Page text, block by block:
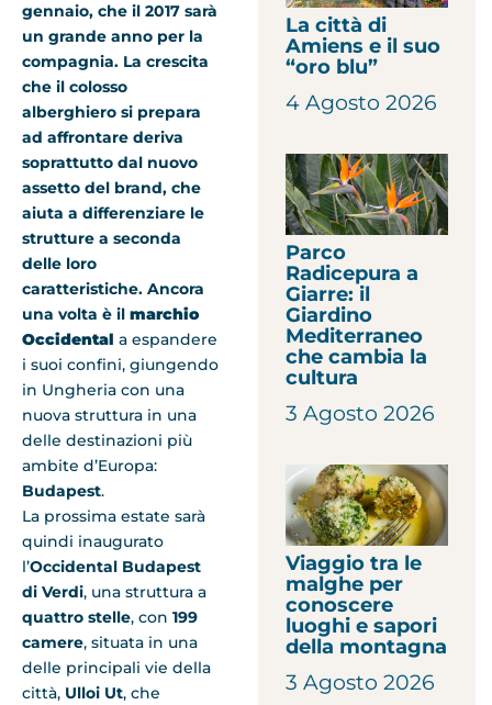
gennaio, che il 2017 sarà
un grande anno per la
compagnia. La crescita
che il colosso
alberghiero si prepara
ad affrontare deriva
soprattutto dal nuovo
assetto del brand, che
aiuta a differenziare le
strutture a seconda
delle loro
caratteristiche. Ancora
una volta è il marchio
Occidental a espandere
i suoi confini, giungendo
in Ungheria con una
nuova struttura in una
delle destinazioni più
ambite d’Europa:
Budapest.
La prossima estate sarà
quindi inaugurato
l’Occidental Budapest
di Verdi, una struttura a
quattro stelle, con 199
camere, situata in una
delle principali vie della
città, Ulloi Ut, che
La città di
Amiens e il suo
“oro blu”
4 Agosto 2026
Parco
Radicepura a
Giarre: il
Giardino
Mediterraneo
che cambia la
cultura
3 Agosto 2026
Viaggio tra le
malghe per
conoscere
luoghi e sapori
della montagna
3 Agosto 2026